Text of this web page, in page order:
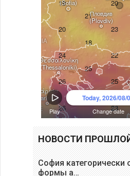
НОВОСТИ
София категорически
формы а…